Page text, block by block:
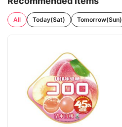
All Today(Sat) Tomorrow(Sun)